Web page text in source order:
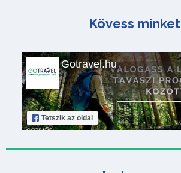
Kövess minket
Gotravel.hu
Tetszik az oldal